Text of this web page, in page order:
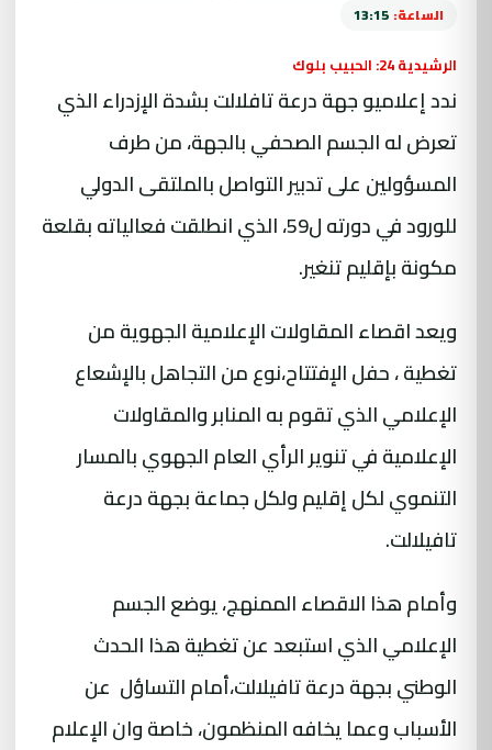
الساعة: 13:15
الرشيدية 24: الحبيب بلوك
ندد إعلاميو جهة درعة تافلالت بشدة الإزدراء الذي
تعرض له الجسم الصحفي بالجهة، من طرف
المسؤولين على تدبير التواصل بالملتقى الدولي
للورود في دورته ل59، الذي انطلقت فعالياته بقلعة
مكونة بإقليم تنغير.
ويعد اقصاء المقاولات الإعلامية الجهوية من
تغطية ، حفل الإفتتاح،نوع من التجاهل بالإشعاع
الإعلامي الذي تقوم به المنابر والمقاولات
الإعلامية في تنوير الرأي العام الجهوي بالمسار
التنموي لكل إقليم ولكل جماعة بجهة درعة
تافيلالت.
وأمام هذا الاقصاء الممنهج، يوضع الجسم
الإعلامي الذي استبعد عن تغطية هذا الحدث
الوطني بجهة درعة تافيلالت،أمام التساؤل عن
الأسباب وعما يخافه المنظمون، خاصة وان الإعلام